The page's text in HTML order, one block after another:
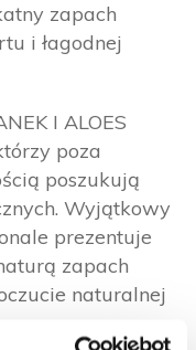
zapach
i łagodnej
I ALOES
poza
poszukują
Wyjątkowy
prezentuje
zapach
naturalnej